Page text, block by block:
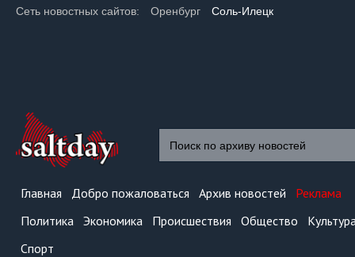
Сеть новостных сайтов: Оренбург Соль-Илецк
Главная Добро пожаловаться Архив новостей
Реклама
Политика Экономика Происшествия Общество
Спорт